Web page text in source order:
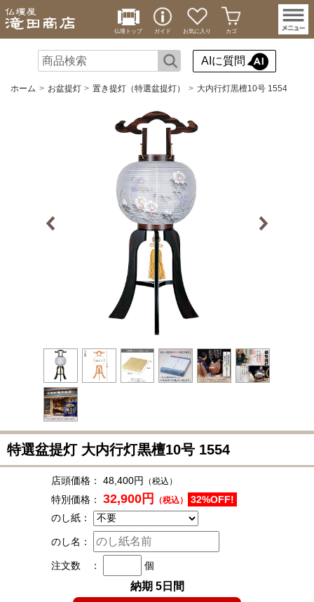
仏壇トップ ガイド お気に入り カゴ
AIに質問
ホーム お盆提灯 置き提灯（特選盆提灯） 大内行灯黒檀10号 1554
特選盆提灯 大内行灯黒檀10号 1554
店頭価格： 48,400円 （税込）
特別価格： 32,900円 （税込）
32%OFF!
のし紙：
のし名：
注文数 ： 個
納期 5日間